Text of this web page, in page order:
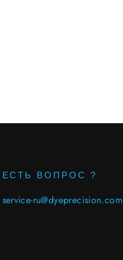
ЕСТЬ ВОПРОС ?
service-ru@dyeprecision.com